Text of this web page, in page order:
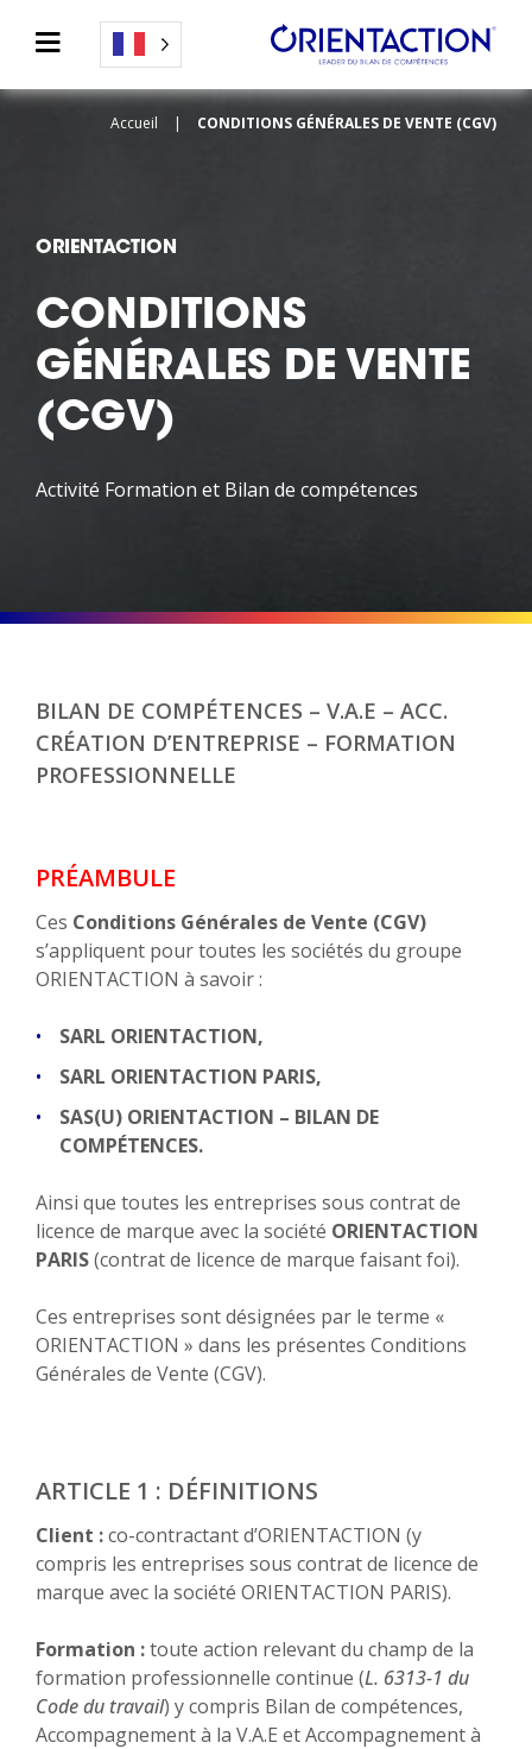
Accueil | CONDITIONS GÉNÉRALES DE VENTE (CGV)
ORIENTACTION
CONDITIONS
GÉNÉRALES DE VENTE
(CGV)
Activité Formation et Bilan de compétences
BILAN DE COMPÉTENCES – V.A.E – ACC.
CRÉATION D’ENTREPRISE – FORMATION
PROFESSIONNELLE
PRÉAMBULE
Ces Conditions Générales de Vente (CGV)
s’appliquent pour toutes les sociétés du groupe
ORIENTACTION à savoir :
SARL ORIENTACTION,
SARL ORIENTACTION PARIS,
SAS(U) ORIENTACTION – BILAN DE
COMPÉTENCES.
Ainsi que toutes les entreprises sous contrat de
licence de marque avec la société ORIENTACTION
PARIS(contrat de licence de marque faisant foi).
Ces entreprises sont désignées par le terme «
ORIENTACTION » dans les présentes Conditions
Générales de Vente (CGV).
ARTICLE 1 : DÉFINITIONS
Client :co-contractant d’ORIENTACTION (y
compris les entreprises sous contrat de licence de
marque avec la société ORIENTACTION PARIS).
Formation :toute action relevant du champ de la
formation professionnelle continue (L. 6313-1 du
Code du travail) y compris Bilan de compétences,
Accompagnement à la V.A.E et Accompagnement à